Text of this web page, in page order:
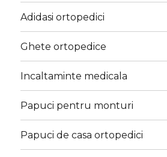
Adidasi ortopedici
Ghete ortopedice
Incaltaminte medicala
Papuci pentru monturi
Papuci de casa ortopedici